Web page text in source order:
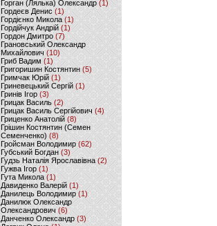
Горган (Лялька) Олександр(1)
Гордеєв Денис (1)
Гордієнко Микола (1)
Гордійчук Андрій (1)
Гордон Дмитро (7)
Грановський Олександр
Михайлович (10)
Гриб Вадим (1)
Григоришин Костянтин (5)
Гримчак Юрій(1)
Гриневецький Сергій(1)
Гринів Ігор (3)
Грицак Василь (2)
Грицак Василь Сергійович (4)
Гриценко Анатолій (8)
Грішин Костянтин (Семен
Семенченко)(8)
Гройсман Володимир(62)
Губський Богдан (3)
Гудзь Наталія Ярославівна(2)
Гужва Ігор (1)
Гута Микола (1)
Давиденко Валерій (1)
Данилець Володимир(1)
Данилюк Олександр
Олександрович (6)
Данченко Олександр (3)